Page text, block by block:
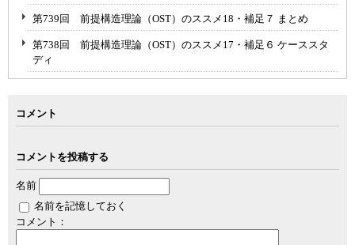
第739回 前提構造理論（OST）のススメ18・補足７ まとめ
第738回 前提構造理論（OST）のススメ17・補足６ ケーススタ
ディ
コメント
コメントを投稿する
名前
名前を記憶しておく
コメント：